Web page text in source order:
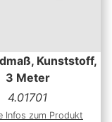
Kunststoff,
3 Meter
4.01701
Infos zum Produkt